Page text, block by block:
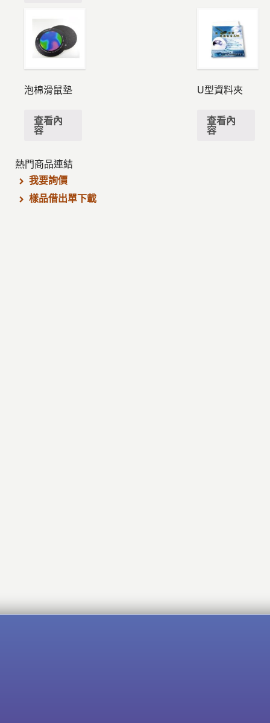
泡棉滑鼠墊
查看內
容
U型資料夾
查看內
容
熱門商品連結
我要詢價
樣品借出單下載